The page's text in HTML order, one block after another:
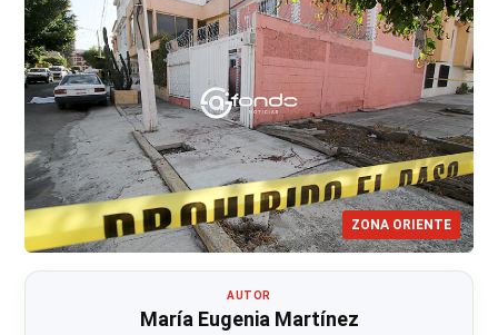
ZONA ORIENTE
AUTOR
María Eugenia Martínez